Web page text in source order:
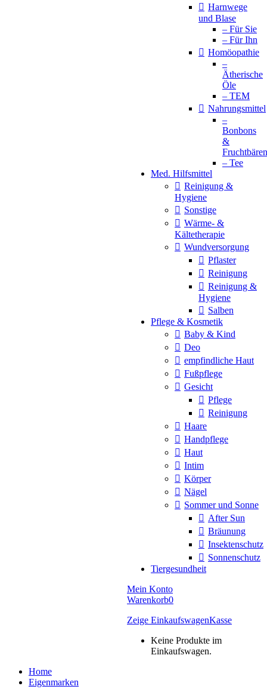
Harnwege
und Blase
– Für Sie
– Für Ihn
Homöopathie
–
Ätherische
Öle
– TEM
Nahrungsmittel
–
Bonbons
&
Fruchtbären
– Tee
Med. Hilfsmittel
Reinigung &
Hygiene
Sonstige
Wärme- &
Kältetherapie
Wundversorgung
Pflaster
Reinigung
Reinigung &
Hygiene
Salben
Pflege & Kosmetik
Baby & Kind
Deo
empfindliche Haut
Fußpflege
Gesicht
Pflege
Reinigung
Haare
Handpflege
Haut
Intim
Körper
Nägel
Sommer und Sonne
After Sun
Bräunung
Insektenschutz
Sonnenschutz
Tiergesundheit
Mein Konto
Warenkorb0
Zeige EinkaufswagenKasse
Keine Produkte im
Einkaufswagen.
Home
Eigenmarken